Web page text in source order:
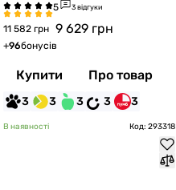
3 відгуки
11 582 грн 9 629 грн
+96бонусів
Купити Про товар
3 3 3 3 3
В наявності Код: 293318